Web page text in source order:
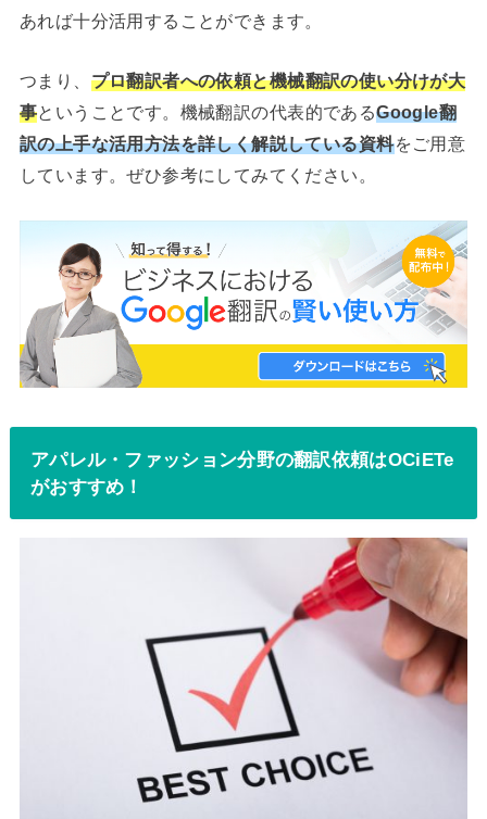
あれば十分活用することができます。
つまり、 プロ翻訳者への依頼と機械翻訳の使い分けが大
事ということです。機械翻訳の代表的であるGoogle翻
訳の上手な活用方法を詳しく解説している資料をご用意
しています。ぜひ参考にしてみてください。
アパレル・ファッション分野の翻訳依頼はOCiETe
がおすすめ！